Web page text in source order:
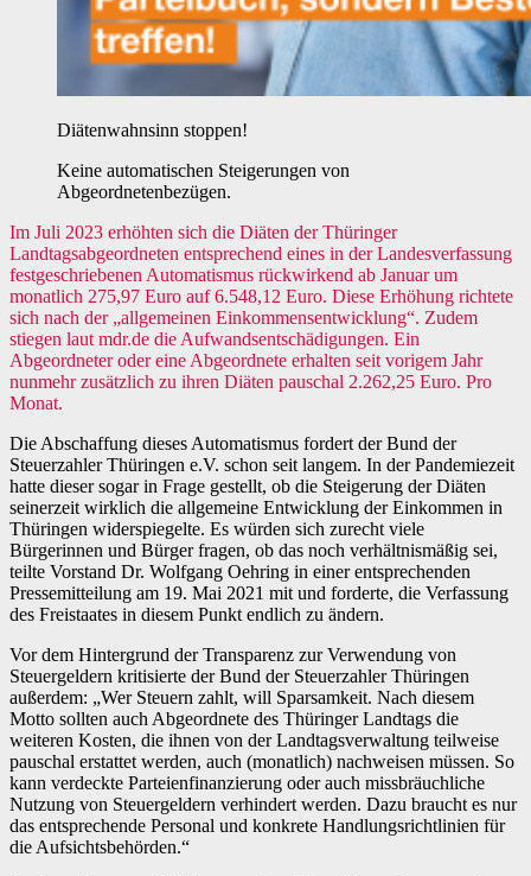
Diätenwahnsinn stoppen!
Keine automatischen Steigerungen von
Abgeordnetenbezügen.
Im Juli 2023 erhöhten sich die Diäten der Thüringer
Landtagsabgeordneten entsprechend eines in der Landesverfassung
festgeschriebenen Automatismus rückwirkend ab Januar um
monatlich 275,97 Euro auf 6.548,12 Euro. Diese Erhöhung richtete
sich nach der „allgemeinen Einkommensentwicklung“. Zudem
stiegen laut mdr.de die Aufwandsentschädigungen. Ein
Abgeordneter oder eine Abgeordnete erhalten seit vorigem Jahr
nunmehr zusätzlich zu ihren Diäten pauschal 2.262,25 Euro. Pro
Monat.
Die Abschaffung dieses Automatismus fordert der Bund der
Steuerzahler Thüringen e.V. schon seit langem. In der Pandemiezeit
hatte dieser sogar in Frage gestellt, ob die Steigerung der Diäten
seinerzeit wirklich die allgemeine Entwicklung der Einkommen in
Thüringen widerspiegelte. Es würden sich zurecht viele
Bürgerinnen und Bürger fragen, ob das noch verhältnismäßig sei,
teilte Vorstand Dr. Wolfgang Oehring in einer entsprechenden
Pressemitteilung am 19. Mai 2021 mit und forderte, die Verfassung
des Freistaates in diesem Punkt endlich zu ändern.
Vor dem Hintergrund der Transparenz zur Verwendung von
Steuergeldern kritisierte der Bund der Steuerzahler Thüringen
außerdem: „Wer Steuern zahlt, will Sparsamkeit. Nach diesem
Motto sollten auch Abgeordnete des Thüringer Landtags die
weiteren Kosten, die ihnen von der Landtagsverwaltung teilweise
pauschal erstattet werden, auch (monatlich) nachweisen müssen. So
kann verdeckte Parteienfinanzierung oder auch missbräuchliche
Nutzung von Steuergeldern verhindert werden. Dazu braucht es nur
das entsprechende Personal und konkrete Handlungsrichtlinien für
die Aufsichtsbehörden.“